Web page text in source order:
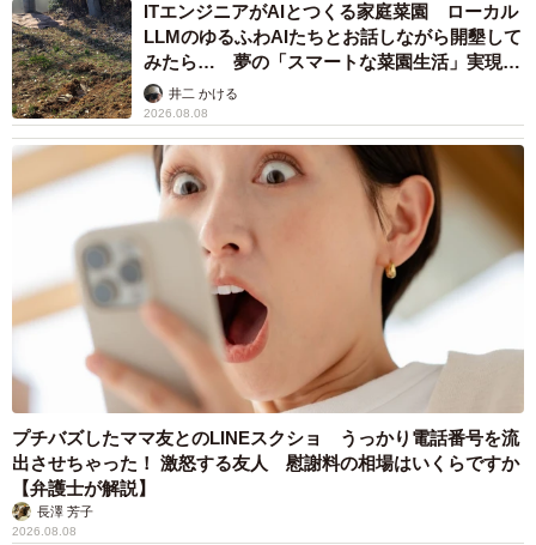
ITエンジニアがAIとつくる家庭菜園 ローカル
LLMのゆるふわAIたちとお話しながら開墾して
みたら… 夢の「スマートな菜園生活」実現な
るか井二 かける
2026.08.08
プチバズしたママ友とのLINEスクショ うっかり電話番号を流
出させちゃった！ 激怒する友人 慰謝料の相場はいくらですか
【弁護士が解説】
長澤 芳子
2026.08.08